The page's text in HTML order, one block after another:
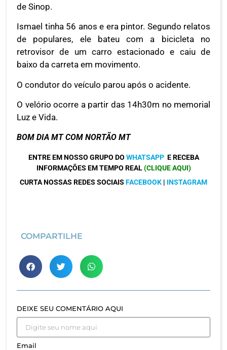
de Sinop.
Ismael tinha 56 anos e era pintor. Segundo relatos
de populares, ele bateu com a bicicleta no
retrovisor de um carro estacionado e caiu de
baixo da carreta em movimento.
O condutor do veículo parou após o acidente.
O velório ocorre a partir das 14h30m no memorial
Luz e Vida.
BOM DIA MT COM NORTÃO MT
ENTRE EM NOSSO GRUPO DO WHATSAPP E RECEBA
INFORMAÇÕES EM TEMPO REAL(CLIQUE AQUI)
CURTA NOSSAS REDES SOCIAIS FACEBOOK | INSTAGRAM
COMPARTILHE
DEIXE SEU COMENTÁRIO AQUI
Email